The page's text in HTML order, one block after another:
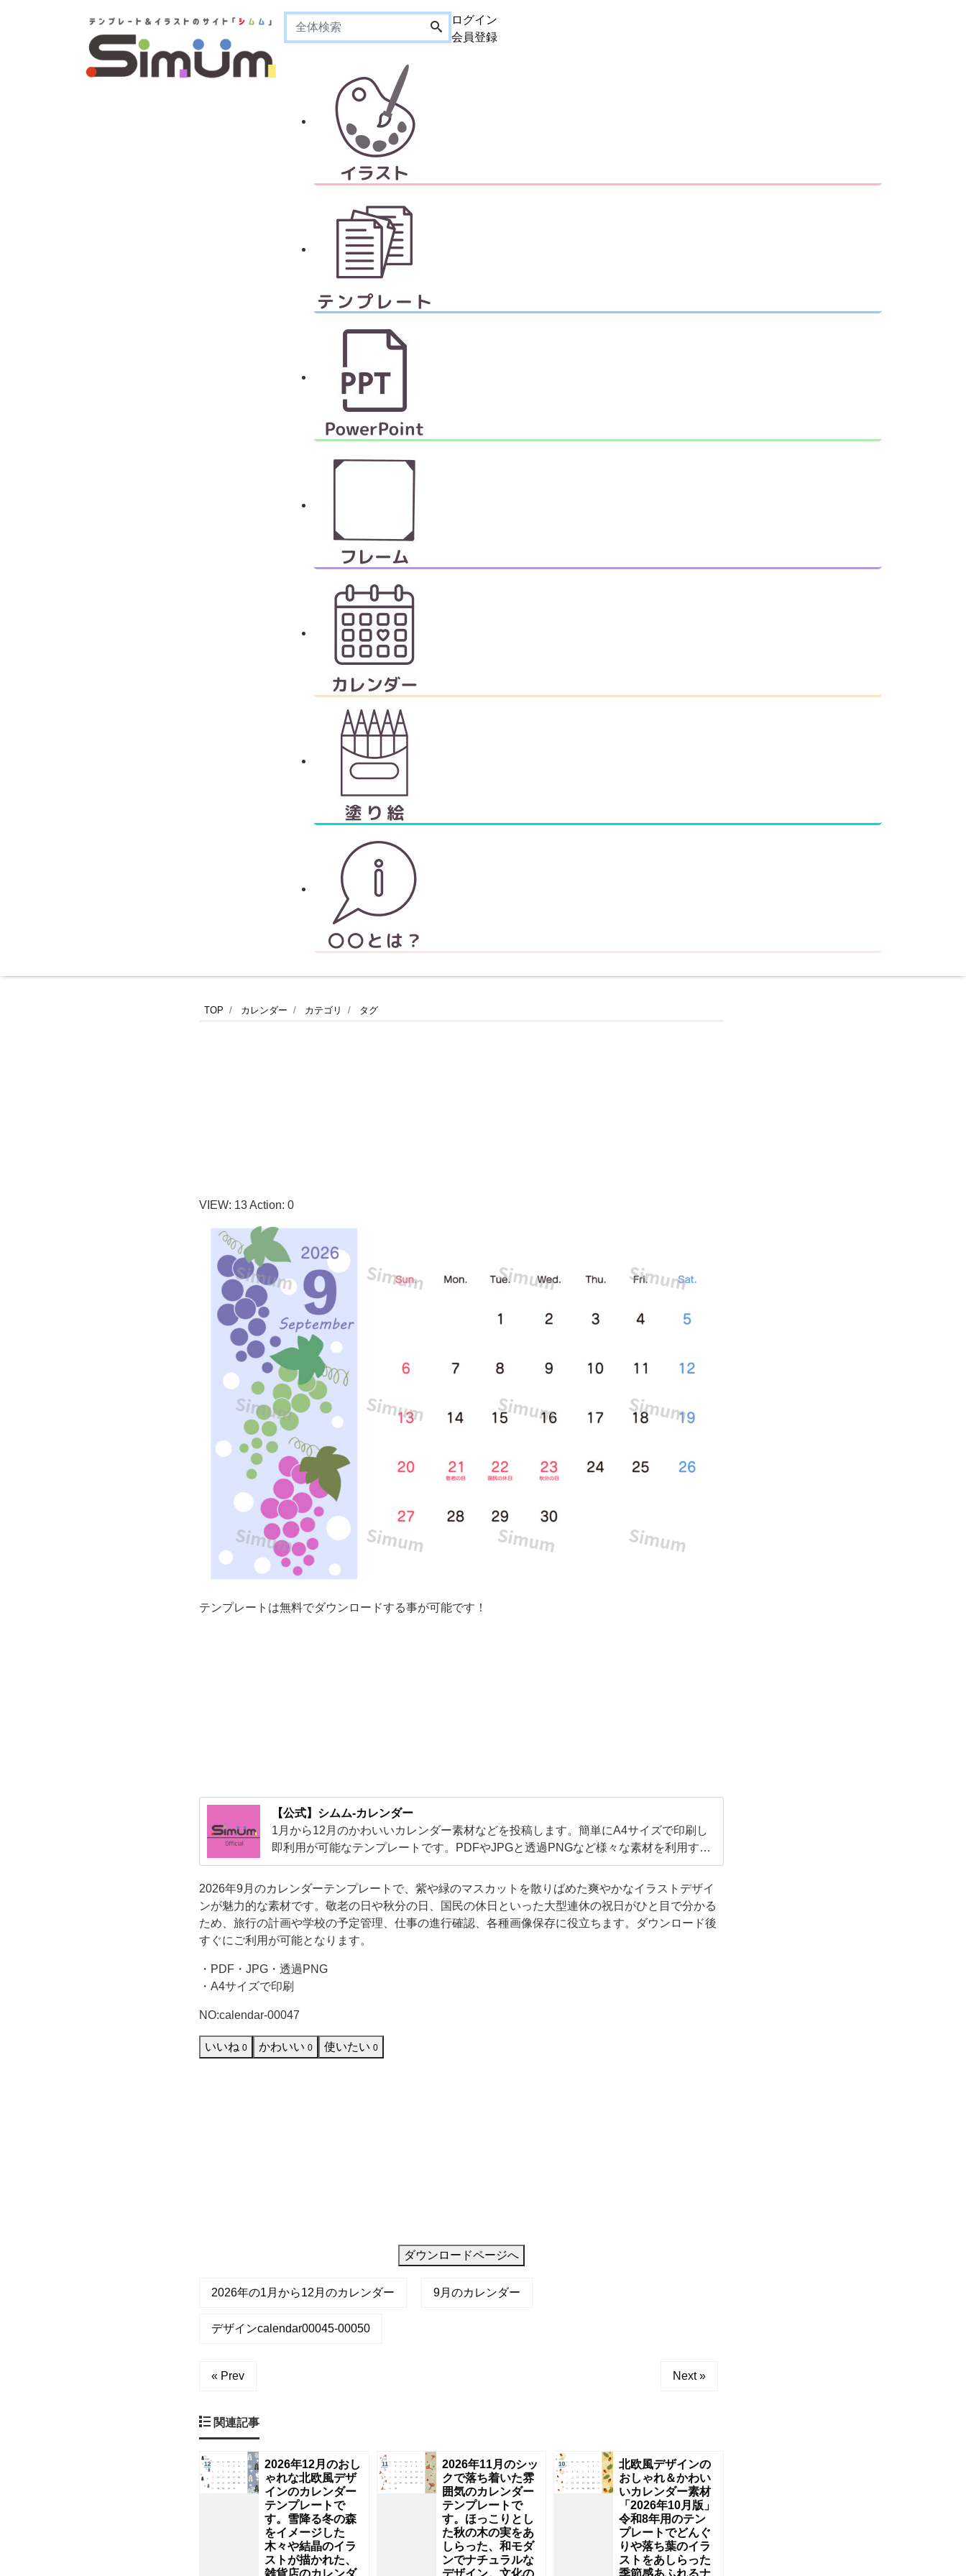
ログイン
会員登録
2026
レ
ン
ダ
ー
ン
レ
で、
紫
カ
ッ
ト
を
散
り
ば
め
ラ
ス
ト
ザ
イ
TOP カレンダー カテゴリ タグ
VIEW: 13Action: 0
テンプレートは無料でダウンロードする事が可能です！
【公式】シムム-カレンダー
1月から12月のかわいいカレンダー素材などを投稿します。簡単にA4サイズで印刷し
即利用が可能なテンプレートです。PDFやJPGと透過PNGなど様々な素材を利用する
事が可能です！可愛い素材が盛り沢山となります。
2026年9月のカレンダーテンプレートで、紫や緑のマスカットを散りばめた爽やかなイラストデザイ
ンが魅力的な素材です。敬老の日や秋分の日、国民の休日といった大型連休の祝日がひと目で分かる
ため、旅行の計画や学校の予定管理、仕事の進行確認、各種画像保存に役立ちます。ダウンロード後
すぐにご利用が可能となります。
・PDF・JPG・透過PNG
・A4サイズで印刷
NO:calendar-00047
いいね 0 かわいい 0 使いたい 0
ダウンロードページへ
2026年の1月から12月のカレンダー 9月のカレンダー
デザインcalendar00045-00050
« Prev Next »
関連記事
2026年12月のおし
ゃれな北欧風デザ
インのカレンダー
テンプレートで
す。雪降る冬の森
をイメージした
木々や結晶のイラ
ストが描かれた、
2026年11月のシッ
クで落ち着いた雰
囲気のカレンダー
テンプレートで
す。ほっこりとし
た秋の木の実をあ
しらった、和モダ
ンでナチュラルな
北欧風デザインの
おしゃれ＆かわい
いカレンダー素材
「2026年10月版」
令和8年用のテン
プレートでどんぐ
りや落ち葉のイラ
ストをあしらった